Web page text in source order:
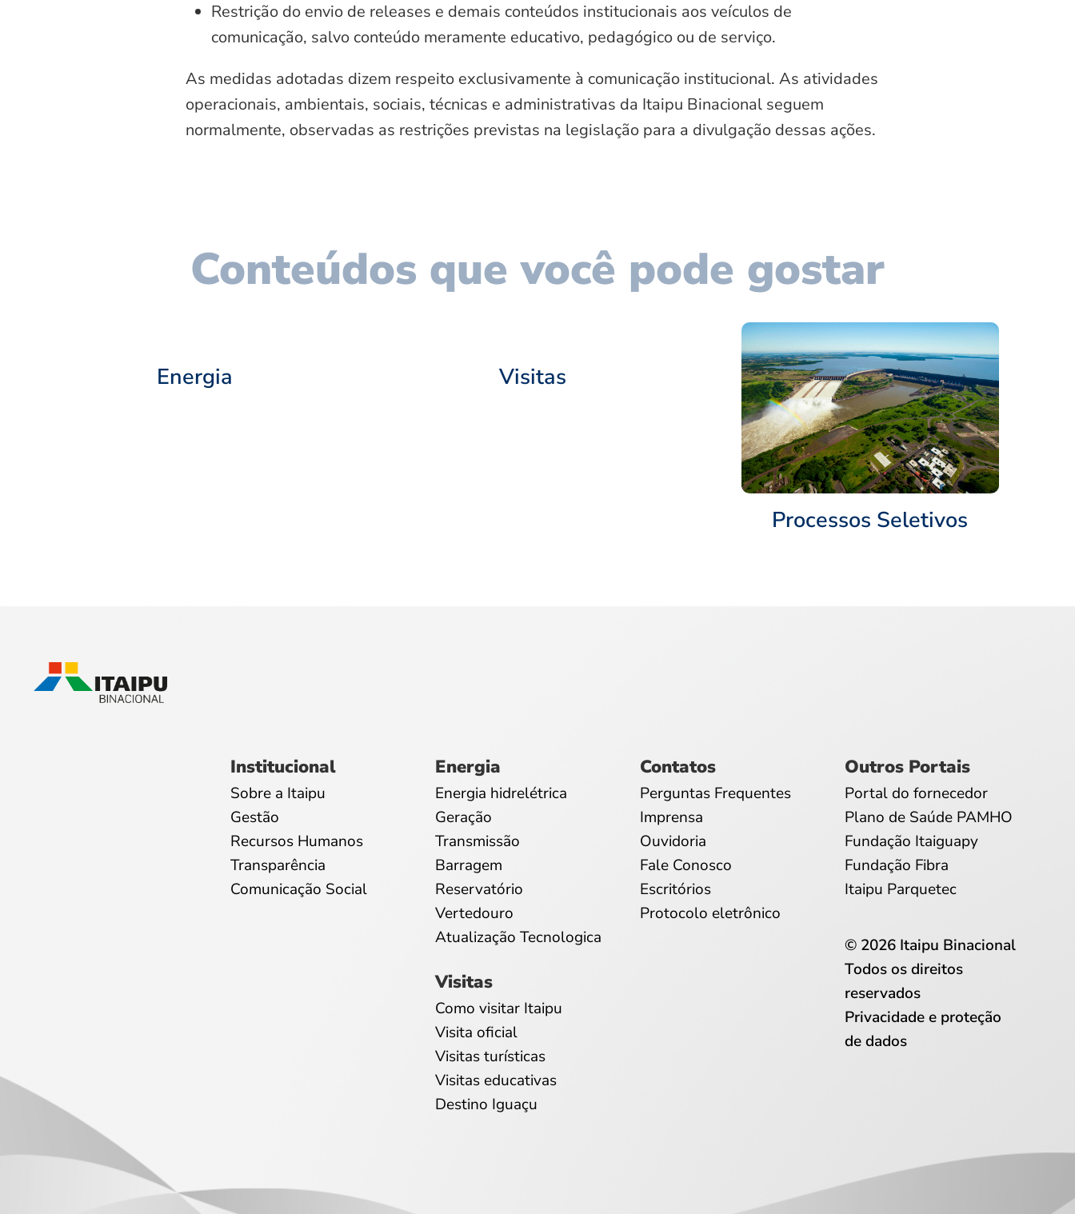
Restrição do envio de releases e demais conteúdos institucionais aos veículos de
comunicação, salvo conteúdo meramente educativo, pedagógico ou de serviço.
As medidas adotadas dizem respeito exclusivamente à comunicação institucional. As atividades
operacionais, ambientais, sociais, técnicas e administrativas da Itaipu Binacional seguem
normalmente, observadas as restrições previstas na legislação para a divulgação dessas ações.
Conteúdos que você pode gostar
Energia Visitas
Processos Seletivos
Institucional
Sobre a Itaipu
Gestão
Recursos Humanos
Transparência
Comunicação Social
Energia
Energia hidrelétrica
Geração
Transmissão
Barragem
Reservatório
Vertedouro
Atualização Tecnologica
Visitas
Como visitar Itaipu
Visita oficial
Visitas turísticas
Visitas educativas
Destino Iguaçu
Contatos
Perguntas Frequentes
Imprensa
Ouvidoria
Fale Conosco
Escritórios
Protocolo eletrônico
Outros Portais
Portal do fornecedor
Plano de Saúde PAMHO
Fundação Itaiguapy
Fundação Fibra
Itaipu Parquetec
© 2026 Itaipu Binacional
Todos os direitos
reservados
Privacidade e proteção
de dados